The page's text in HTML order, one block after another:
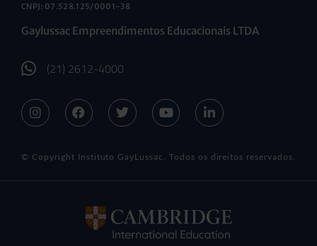
CNPJ: 07.528.125/0001-38
Gaylussac Empreendimentos Educacionais LTDA
(21) 2612-4000
© Copyright Instituto GayLussac. Todos os direitos reservados.